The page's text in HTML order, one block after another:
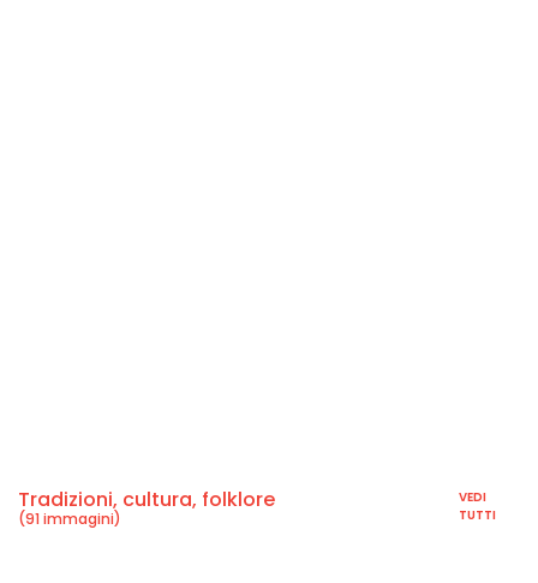
Tradizioni, cultura, folklore
(91 immagini)
VEDI
TUTTI